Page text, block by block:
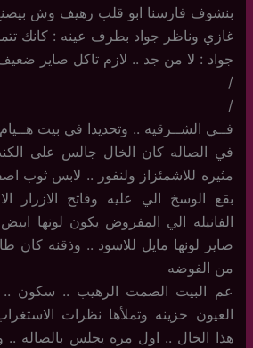
بنشوف فارسنا ابو قلب رهيف وش بيصنع
غازي وناظر جواد بطرف عينه : كانك
جواد : لا من جد .. لازم تاكل صاير
/
/
فــي الشــرقيه .. وتحديدا في بيت
في الصاله كان الخال جالس على
مثيره للاشمئزاز ولنفور .. لابس ثوب
بقع الوسخ الي عليه وفاتح الازرار
الفانيله الي المفروض يكون لونها
صاير لونها مايل للاسود .. وذقنه كان
من الفوضه
عم البيت الصمت الرهيب .. سكون ..
العيون حزينه وتملأها نظرات
هذا الخال .. اول مره يجلس بالصاله